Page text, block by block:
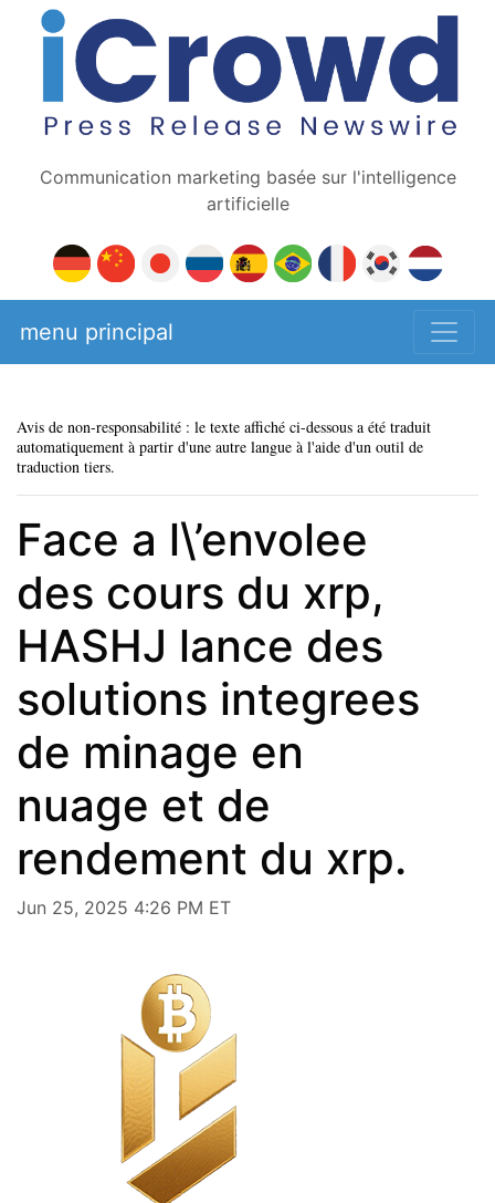
Communication marketing basée sur l'intelligence
artificielle
menu principal
Avis de non-responsabilité : le texte affiché ci-dessous a été traduit
automatiquement à partir d'une autre langue à l'aide d'un outil de
traduction tiers.
Face a l\’envolee
des cours du xrp,
HASHJ lance des
solutions integrees
de minage en
nuage et de
rendement du xrp.
Jun 25, 2025 4:26 PM ET